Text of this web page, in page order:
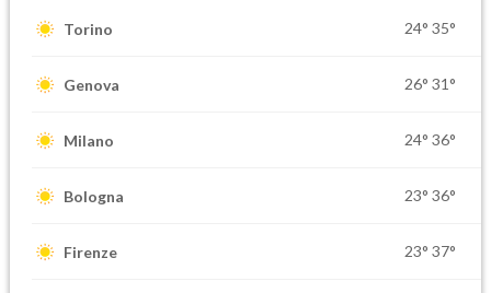
Torino 24° 35°
Genova 26° 31°
Milano 24° 36°
Bologna 23° 36°
Firenze 23° 37°